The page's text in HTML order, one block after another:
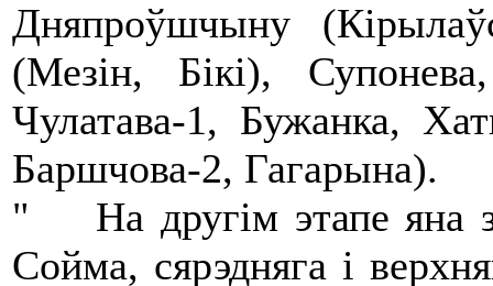
Дняпроўшчыну
(Мезін, Бікі),
Чулатава-1, Бужанка,
Баршчова-2, Гагарына).
" На другім этапе яна
Сойма, сярэдняга і